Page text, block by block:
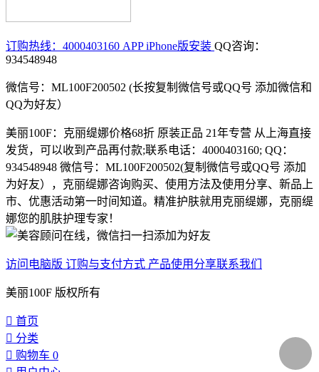
订购热线：4000403160 APP iPhone版安装 QQ咨询：
934548948
微信号：ML100F200502 (长按复制微信号或QQ号 添加微信和
QQ为好友）
美丽100F：克丽缇娜价格68折 原装正品 21年专营 从上海直接
发货，可以收到产品再付款;联系电话：4000403160; QQ：
934548948 微信号：ML100F200502(复制微信号或QQ号 添加
为好友），克丽缇娜咨询购买、使用方法及使用分享、新品上
市、优惠活动第一时间知道。精准护肤就用克丽缇娜，克丽缇
娜您的肌肤护理专家！
访问电脑版 订购与支付方式 产品使用分享联系我们
美丽100F 版权所有
󰀁 首页
󰀂 分类
󰀄 购物车 0